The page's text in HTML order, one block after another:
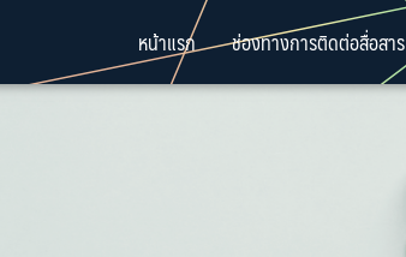
หน้าแรก ช่องทางการติดต่อสื่อสาร